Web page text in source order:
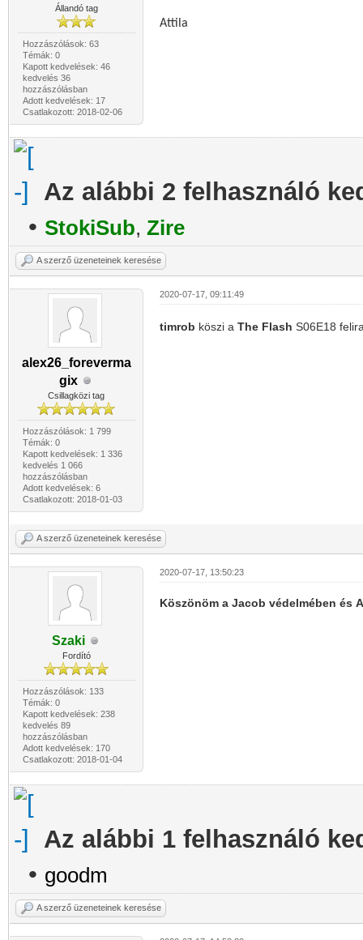
Állandó tag
Hozzászólások: 63
Témák: 0
Kapott kedvelések: 46
kedvelés 36
hozzászólásban
Adott kedvelések: 17
Csatlakozott: 2018-02-06
Attila
Az alábbi 2 felhasználó
• StokiSub, Zire
A szerző üzeneteinek keresése
alex26_foreverma
gix
Csillagközi tag
Hozzászólások: 1 799
Témák: 0
Kapott kedvelések: 1 336
kedvelés 1 066
hozzászólásban
Adott kedvelések: 6
Csatlakozott: 2018-01-03
2020-07-17, 09:11:49
timrob köszi a The Flash S06E18
A szerző üzeneteinek keresése
Szaki
Fordító
Hozzászólások: 133
Témák: 0
Kapott kedvelések: 238
kedvelés 89
hozzászólásban
Adott kedvelések: 170
Csatlakozott: 2018-01-04
2020-07-17, 13:50:23
Köszönöm a Jacob védelmében és
Az alábbi 1 felhasználó
• goodm
A szerző üzeneteinek keresése